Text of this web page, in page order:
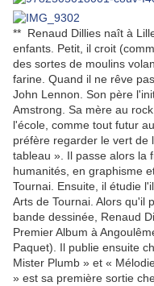
** Renaud Dillies naît à
enfants. Petit, il croit
des sortes de moulins
farine. Quand il ne rêve
John Lennon. Son père
Amstrong. Sa mère au
l'école, comme tout futur
préfère regarder le vert de
tableau ». Il passe alors la
humanités, en graphisme
Tournai. Ensuite, il étudie
Arts de Tournai. Alors qu'il
bande dessinée, Renaud
Premier Album à
Paquet). Il publie ensuite
Mister Plumb » et «
» est sa première sortie